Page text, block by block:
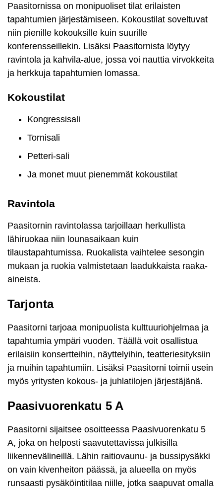
Paasitornissa on monipuoliset tilat erilaisten
tapahtumien järjestämiseen. Kokoustilat soveltuvat
niin pienille kokouksille kuin suurille
konferensseillekin. Lisäksi Paasitornista löytyy
ravintola ja kahvila-alue, jossa voi nauttia virvokkeita
ja herkkuja tapahtumien lomassa.
Kokoustilat
Kongressisali
Tornisali
Petteri-sali
Ja monet muut pienemmät kokoustilat
Ravintola
Paasitornin ravintolassa tarjoillaan herkullista
lähiruokaa niin lounasaikaan kuin
tilaustapahtumissa. Ruokalista vaihtelee sesongin
mukaan ja ruokia valmistetaan laadukkaista raaka-
aineista.
Tarjonta
Paasitorni tarjoaa monipuolista kulttuuriohjelmaa ja
tapahtumia ympäri vuoden. Täällä voit osallistua
erilaisiin konsertteihin, näyttelyihin, teatteriesityksiin
ja muihin tapahtumiin. Lisäksi Paasitorni toimii usein
myös yritysten kokous- ja juhlatilojen järjestäjänä.
Paasivuorenkatu 5 A
Paasitorni sijaitsee osoitteessa Paasivuorenkatu 5
A, joka on helposti saavutettavissa julkisilla
liikennevälineillä. Lähin raitiovaunu- ja bussipysäkki
on vain kivenheiton päässä, ja alueella on myös
runsaasti pysäköintitilaa niille, jotka saapuvat omalla